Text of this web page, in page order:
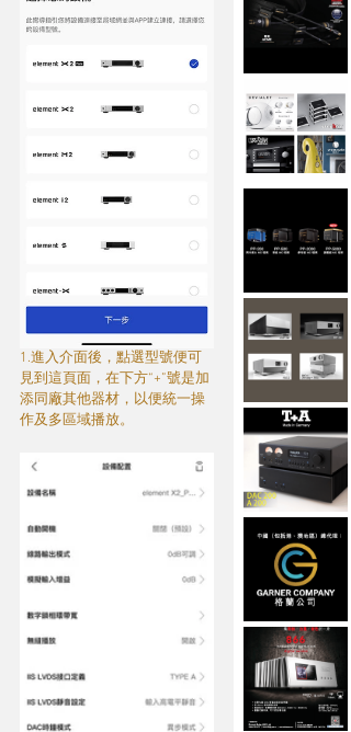
1.進入介面後，點選型號便可
見到這頁面，在下方“+”號是加
添同廠其他器材，以便統一操
作及多區域播放。